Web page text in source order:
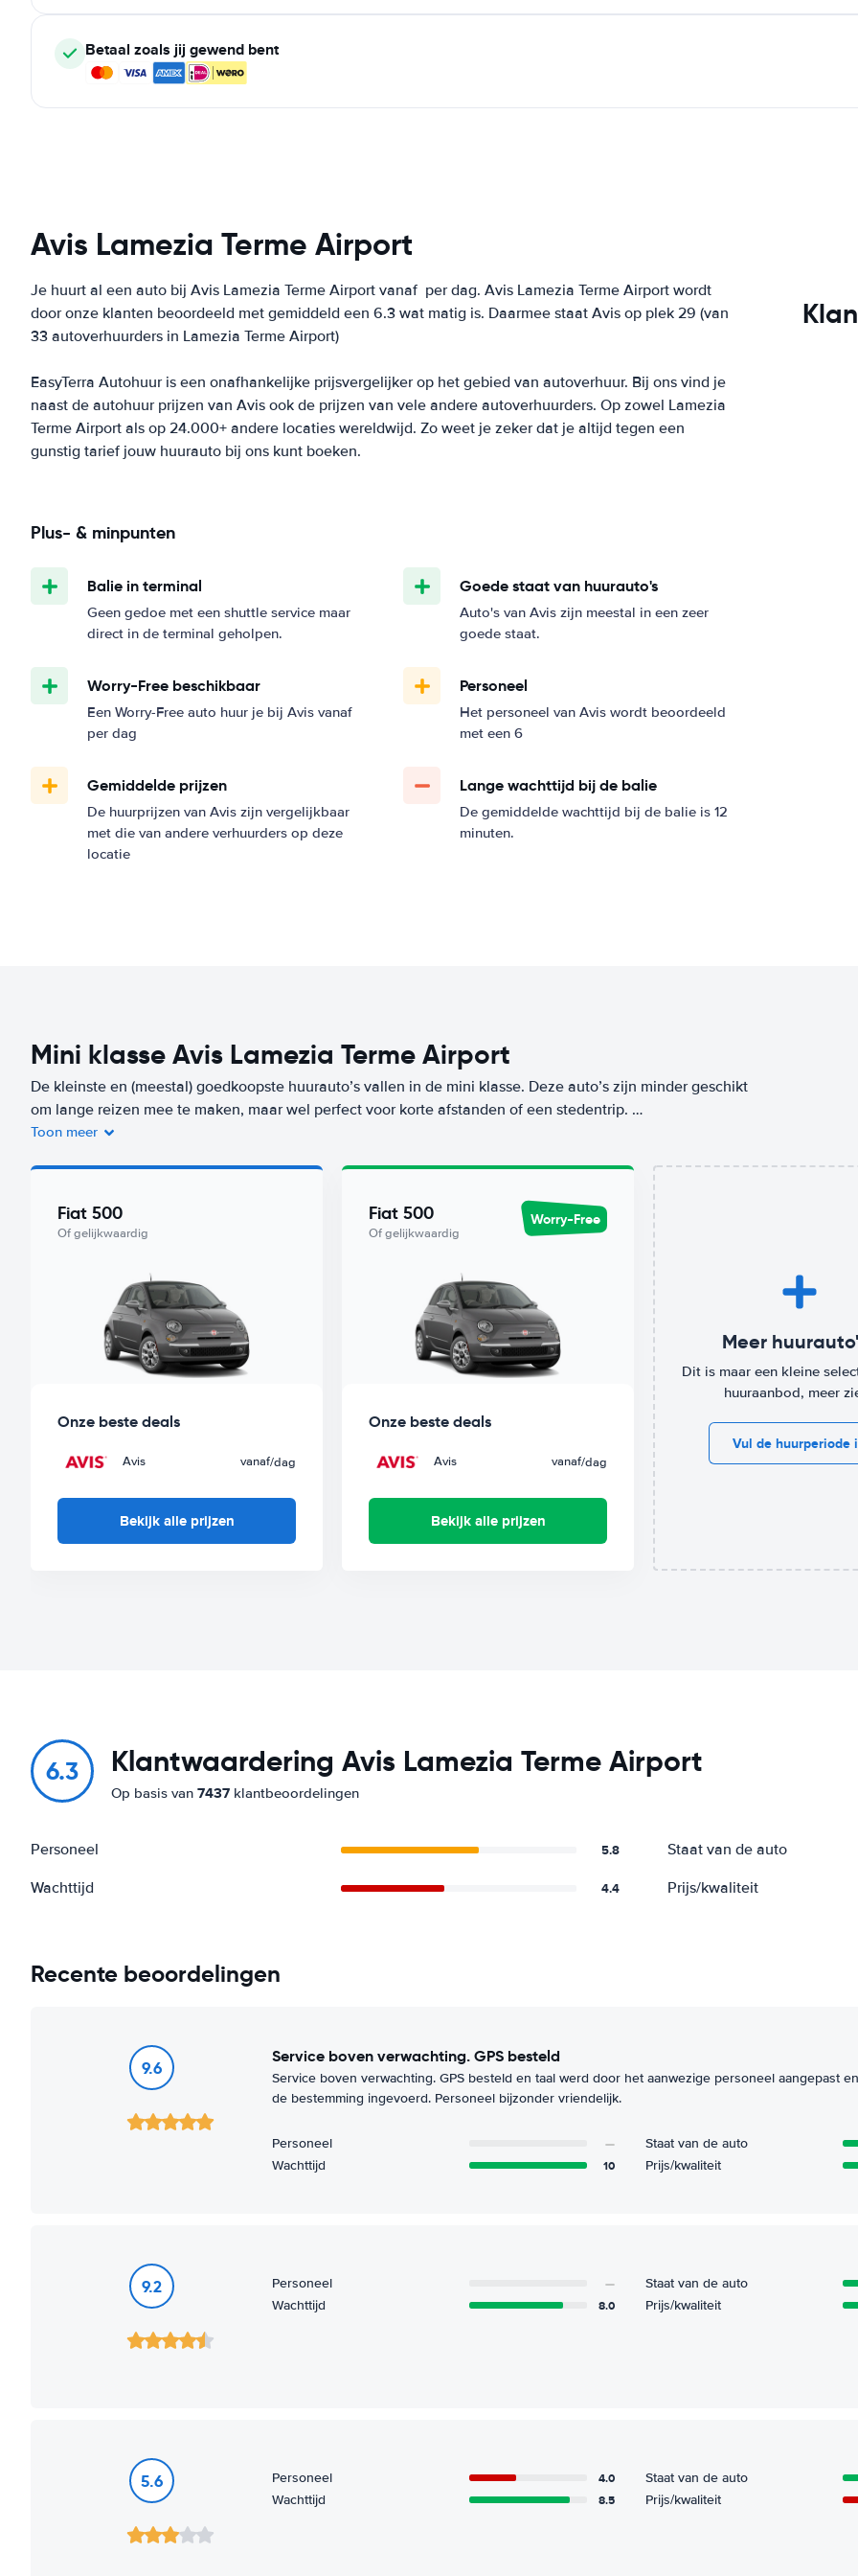
Betaal zoals jij gewend bent
Avis Lamezia Terme Airport
Je huurt al een auto bij Avis Lamezia Terme Airport vanaf per dag. Avis Lamezia Terme Airport wordt
door onze klanten beoordeeld met gemiddeld een 6.3 wat matig is. Daarmee staat Avis op plek 29 (van
33 autoverhuurders in Lamezia Terme Airport)
EasyTerra Autohuur is een onafhankelijke prijsvergelijker op het gebied van autoverhuur. Bij ons vind je
naast de autohuur prijzen van Avis ook de prijzen van vele andere autoverhuurders. Op zowel Lamezia
Terme Airport als op 24.000+ andere locaties wereldwijd. Zo weet je zeker dat je altijd tegen een
gunstig tarief jouw huurauto bij ons kunt boeken.
Plus- & minpunten
Balie in terminal
Geen gedoe met een shuttle service maar
direct in de terminal geholpen.
Goede staat van huurauto's
Auto's van Avis zijn meestal in een zeer
goede staat.
Worry-Free beschikbaar
Een Worry-Free auto huur je bij Avis vanaf
per dag
Personeel
Het personeel van Avis wordt beoordeeld
met een 6
Gemiddelde prijzen
De huurprijzen van Avis zijn vergelijkbaar
met die van andere verhuurders op deze
locatie
Lange wachttijd bij de balie
De gemiddelde wachttijd bij de balie is 12
minuten.
Mini klasse Avis Lamezia Terme Airport
De kleinste en (meestal) goedkoopste huurauto’s vallen in de mini klasse. Deze auto’s zijn minder geschikt
om lange reizen mee te maken, maar wel perfect voor korte afstanden of een stedentrip.
auto’s verbruiken heel weinig brandstof. Een auto uit deze klasse huur je op deze bestemming (Lamezia
Terme Airport) vanaf
per dag. Zorgeloos op reis? Kies dan voor ons Worry-Free label. De goedkoopste auto
uit deze klasse met Worry-Free label huur je vanaf/dag bij Avis.
Toon meer
Fiat 500
Of gelijkwaardig
Onze beste deals
Avis vanaf/dag
Bekijk alle prijzen
Fiat 500
Of gelijkwaardig
Worry-Free
Onze beste deals
Avis vanaf/dag
Bekijk alle prijzen
Meer
Dit is maar een kleine
huuraanbod, meer
Vul de huurperiode
6.3 Klantwaardering Avis Lamezia Terme Airport
Op basis van 7437 klantbeoordelingen
Personeel 5.8 Staat van de auto
Wachttijd 4.4 Prijs/kwaliteit
Recente beoordelingen
9.6
Service boven verwachting. GPS besteld
Service boven verwachting. GPS besteld en taal werd door het aanwezige personeel aangepast
de bestemming ingevoerd. Personeel bijzonder vriendelijk.
Personeel — Staat van de auto
Wachttijd 10 Prijs/kwaliteit
9.2 Personeel — Staat van de auto
Wachttijd 8.0 Prijs/kwaliteit
5.6 Personeel 4.0 Staat van de auto
Wachttijd 8.5 Prijs/kwaliteit